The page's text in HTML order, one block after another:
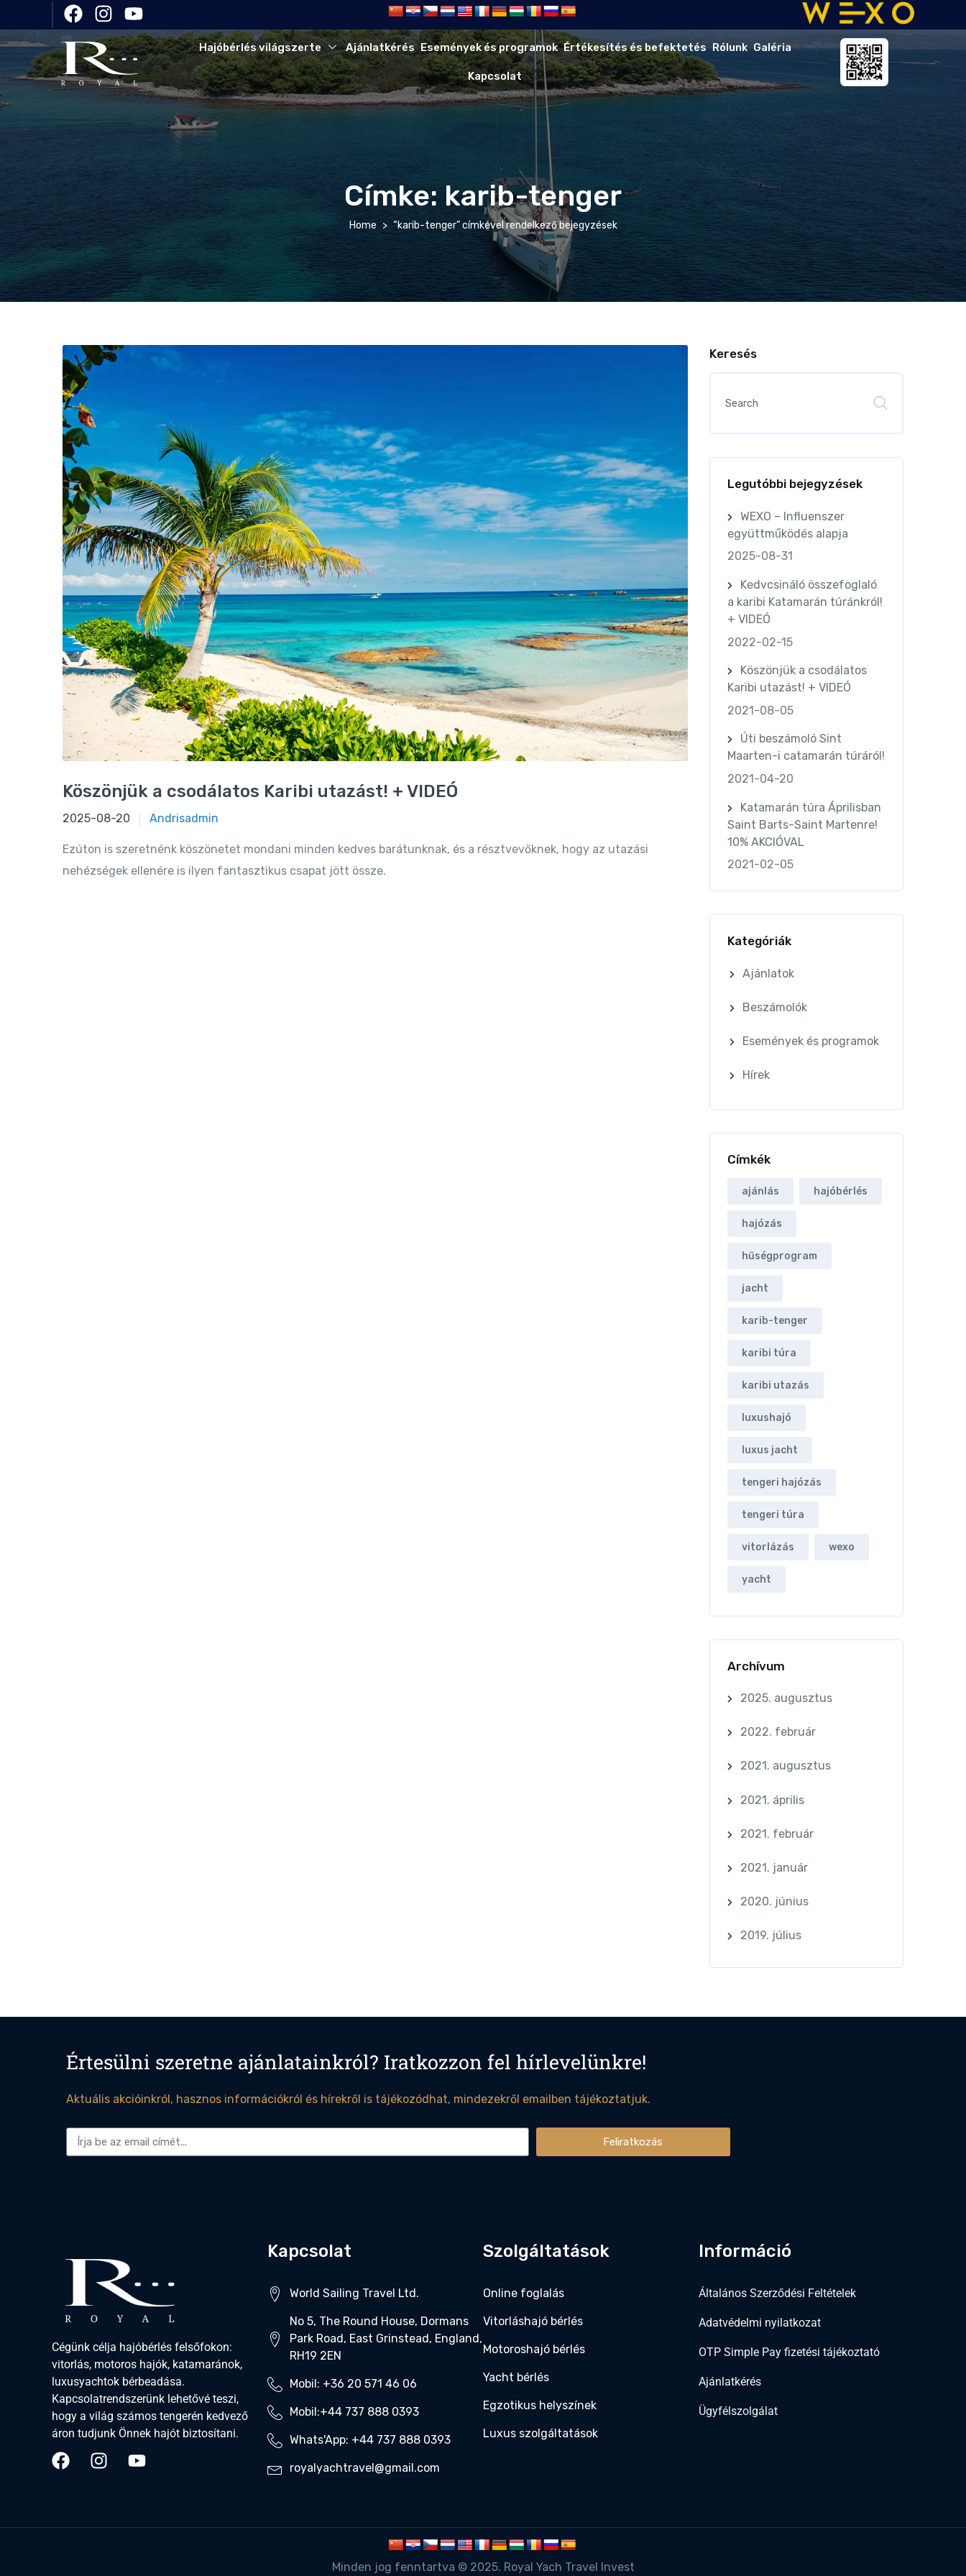
Hajóbérlés világszerte Ajánlatkérés Események és programok Értékesítés és befektetés Rólunk Galéria
Kapcsolat
Címke: karib-tenger
Home “karib-tenger” címkével rendelkező bejegyzések
Köszönjük a csodálatos Karibi utazást! + VIDEÓ
2021-08-05
2025-08-20 Andrisadmin
Ezúton is szeretnénk köszönetet mondani minden kedves barátunknak, és a résztvevőknek, hogy az utazási
nehézségek ellenére is ilyen fantasztikus csapat jött össze.
Keresés
Legutóbbi bejegyzések
WEXO – Influenszer
együttműködés alapja
2025-08-31
Kedvcsináló összefoglaló
a karibi Katamarán túránkról!
+ VIDEÓ
2022-02-15
Köszönjük a csodálatos
Karibi utazást! + VIDEÓ
2021-08-05
Úti beszámoló Sint
Maarten-i catamarán túráról!
2021-04-20
Katamarán túra Áprilisban
Saint Barts-Saint Martenre!
10% AKCIÓVAL
2021-02-05
Kategóriák
Ajánlatok
Beszámolók
Események és programok
Hírek
Címkék
ajánlás hajóbérlés
hajózás
hűségprogram
jacht
karib-tenger
karibi túra
karibi utazás
luxushajó
luxus jacht
tengeri hajózás
tengeri túra
vitorlázás wexo
yacht
Archívum
2025. augusztus
2022. február
2021. augusztus
2021. április
2021. február
2021. január
2020. június
2019. július
Értesülni szeretne ajánlatainkról? Iratkozzon fel hírlevelünkre!
Aktuális akcióinkról, hasznos információkról és hírekről is tájékozódhat, mindezekről emailben tájékoztatjuk.
Feliratkozás
Cégünk célja hajóbérlés felsőfokon:
vitorlás, motoros hajók, katamaránok,
luxusyachtok bérbeadása.
Kapcsolatrendszerünk lehetővé teszi,
hogy a világ számos tengerén kedvező
áron tudjunk Önnek hajót biztosítani.
Kapcsolat
World Sailing Travel Ltd.
No 5, The Round House, Dormans
Park Road, East Grinstead, England,
RH19 2EN
Mobil: +36 20 571 46 06‬
Mobil:+44 737 888 0393‬
Whats'App: +44 737 888 0393‬
royalyachtravel@gmail.com
Szolgáltatások
Online foglalás
Vitorláshajó bérlés
Motoroshajó bérlés
Yacht bérlés
Egzotikus helyszínek
Luxus szolgáltatások
Információ
Általános Szerződési Feltételek
Adatvédelmi nyilatkozat
OTP Simple Pay fizetési tájékoztató
Ajánlatkérés
Ügyfélszolgálat
Minden jog fenntartva © 2025. Royal Yach Travel Invest